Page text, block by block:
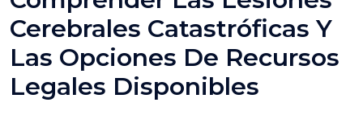
Cerebrales Catastróficas Y
Las Opciones De Recursos
Legales Disponibles